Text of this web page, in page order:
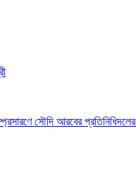
সৌদি আরবের প্রতিনিধিদলের